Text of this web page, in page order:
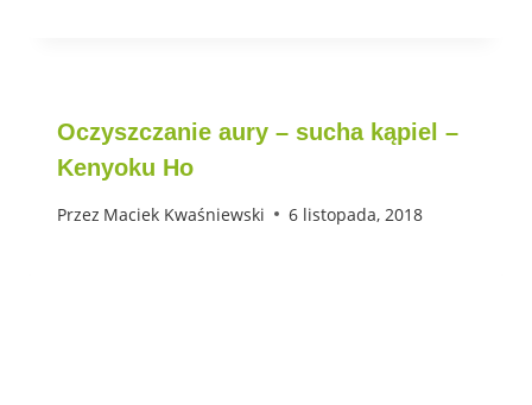
Oczyszczanie aury – sucha kąpiel –
Kenyoku Ho
Przez Maciek Kwaśniewski 6 listopada, 2018